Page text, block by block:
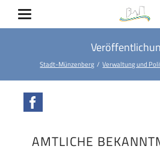
Stadt-Münzenberg Verwaltung und
AMTLICHE